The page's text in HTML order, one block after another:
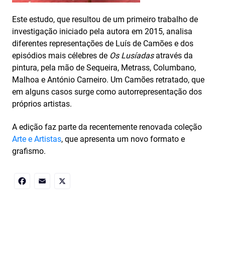
Este estudo, que resultou de um primeiro trabalho de
investigação iniciado pela autora em 2015, analisa
diferentes representações de Luís de Camões e dos
episódios mais célebres de Os Lusíadasatravés da
pintura, pela mão de Sequeira, Metrass, Columbano,
Malhoa e António Carneiro. Um Camões retratado, que
em alguns casos surge como autorrepresentação dos
próprios artistas.
A edição faz parte da recentemente renovada coleção
Arte e Artistas, que apresenta um novo formato e
grafismo.